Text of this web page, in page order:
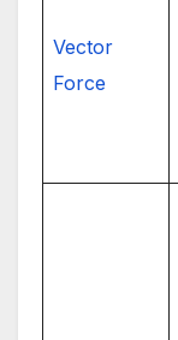
Vector
Force